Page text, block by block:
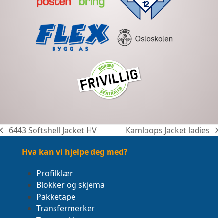
previous
6443 Softshell Jacket HV
next
post:
Kamloops Jacket ladies
Hva kan vi hjelpe deg med?
Profilklær
Blokker og skjema
Pakketape
Transfermerker